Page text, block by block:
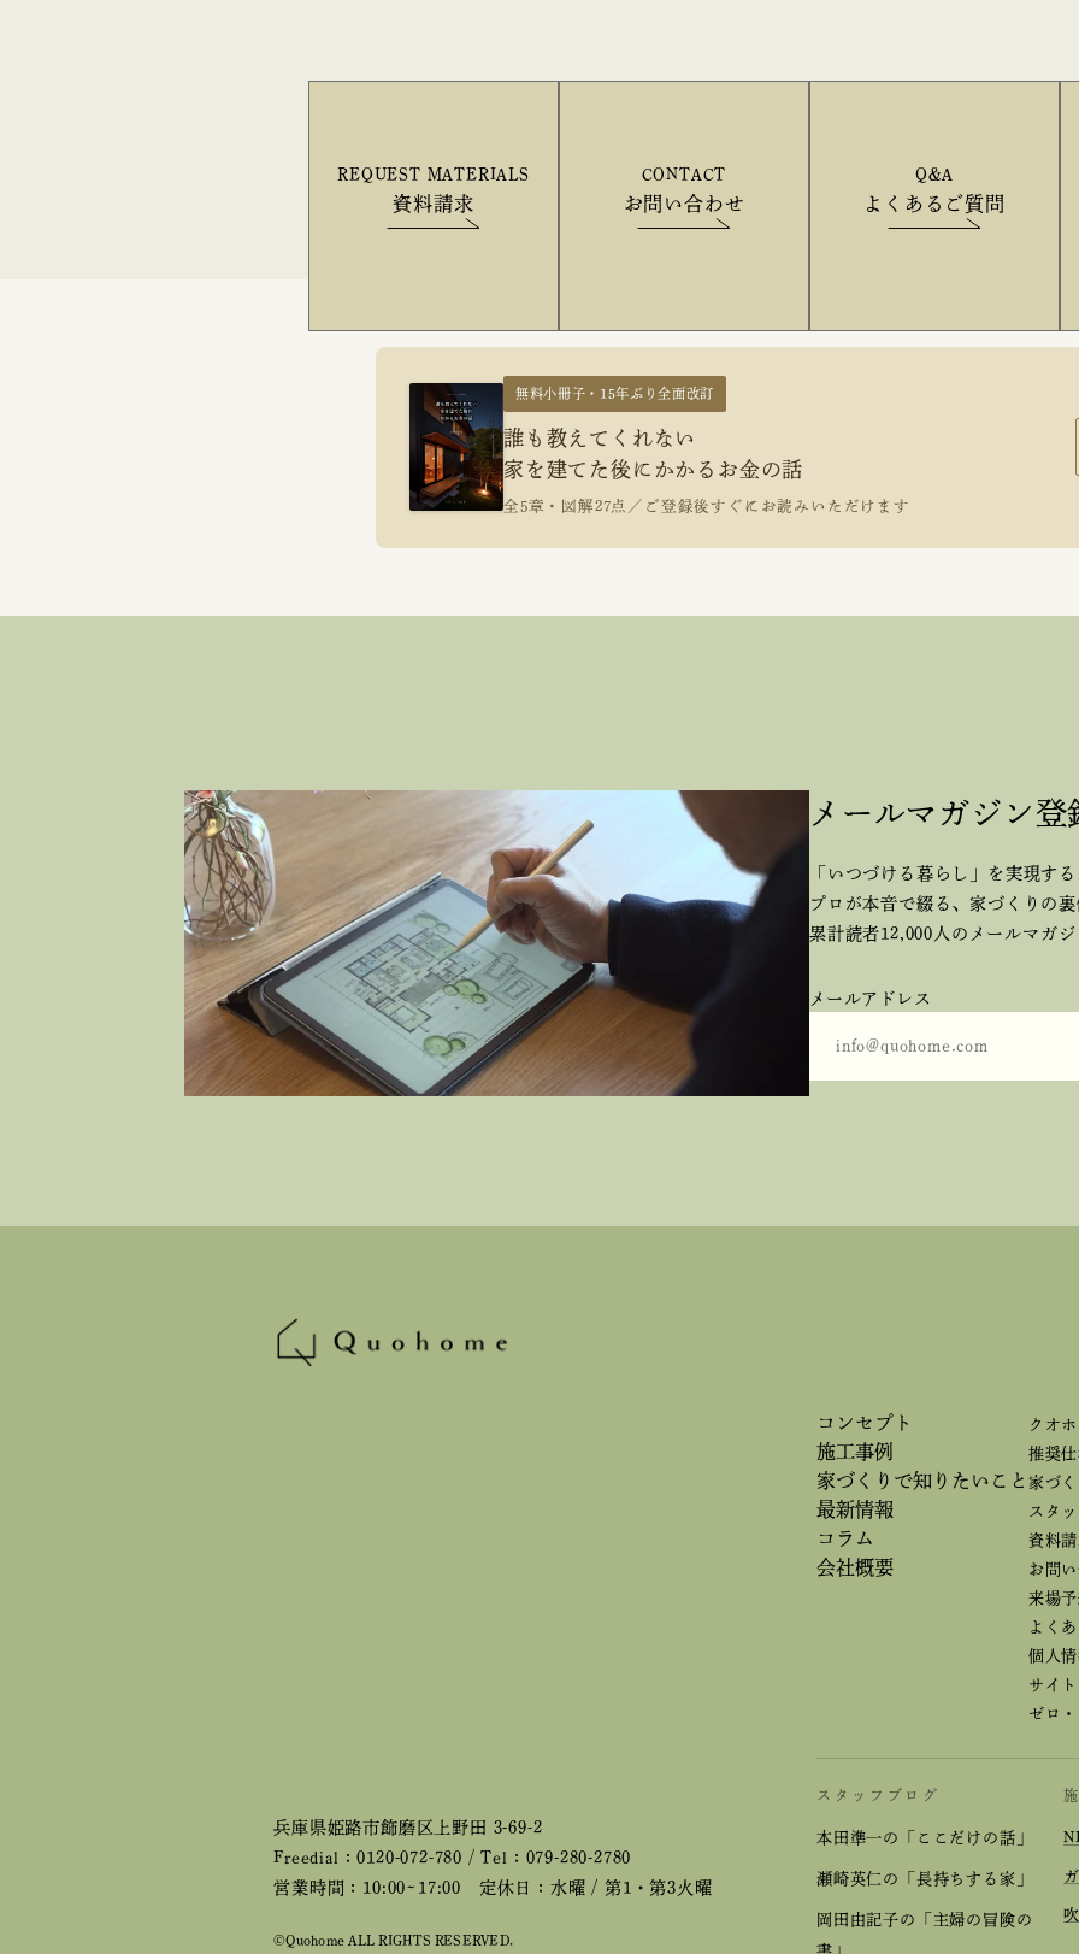
REQUEST MATERIALS
資料請求
CONTACT
お問い合わせ
Q&A
よくあるご質問
無料小冊子・15年ぶり全面改訂
誰も教えてくれない
家を建てた後にかかるお金の話
全5章・図解27点／ご登録後すぐにお読みいただけます
メールマガジン登
「いつづける暮らし」を実現す
プロが本音で綴る、家づくりの
累計読者12,000人のメールマガ
メールアドレス
兵庫県姫路市飾磨区上野田 3-69-2
Freedial：0120-072-780 / Tel：079-280-2780
営業時間：10:00~17:00 定休日：水曜 / 第1・第3火曜
©Quohome ALL RIGHTS RESERVED.
コンセプト
施工事例
家づくりで知りたいこと
最新情報
コラム
会社概要
クオ
推奨
家づ
スタ
資料
お問
来場
よく
個人
サイ
ゼロ
スタッフブログ
本田準一の「ここだけの話」
瀬崎英仁の「長持ちする家」
岡田由記子の「主婦の冒険の
書」